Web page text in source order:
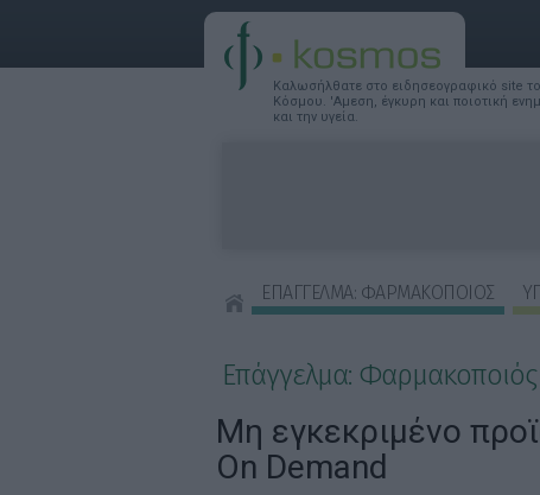
Καλωσήλθατε στο ειδησεογραφικό site
Κόσμου. 'Αμεση, έγκυρη και ποιοτική
και την υγεία.
ΕΠΑΓΓΕΛΜΑ: ΦΑΡΜΑΚΟΠΟΙΟΣ
Επάγγελμα: Φαρμακοποιός
Μη εγκεκριμένο
On Demand